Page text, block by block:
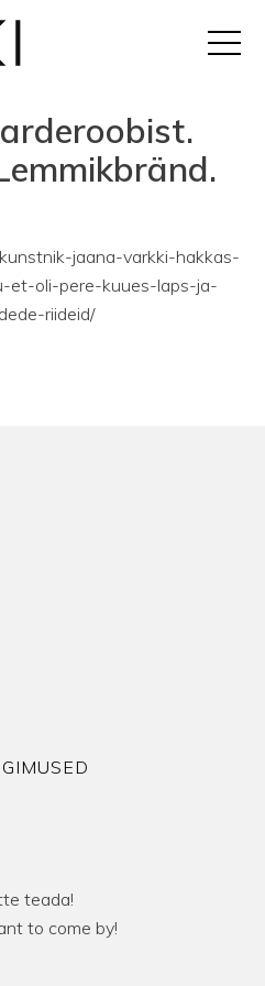
jaana-varkki-hakkas-
et-oli-pere-kuues-laps-ja-
riideid/
teada!
to come by!